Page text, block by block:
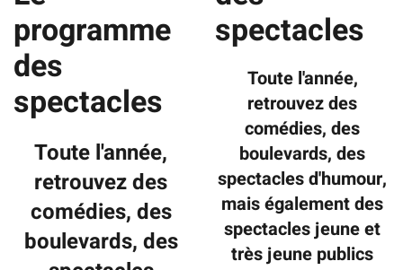
programme
des
spectacles
Toute l'année,
retrouvez des
comédies, des
boulevards, des
spectacles
Toute l'année,
retrouvez des
comédies, des
boulevards, des
spectacles d'humour,
mais également des
spectacles jeune et
très jeune publics